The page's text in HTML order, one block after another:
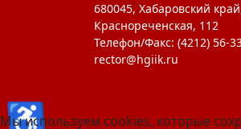
680045, Хабаровский
Краснореченская, 112
Телефон/Факс: (4212) 56-
rector@hgiik.ru
Мы используем cookies, которые